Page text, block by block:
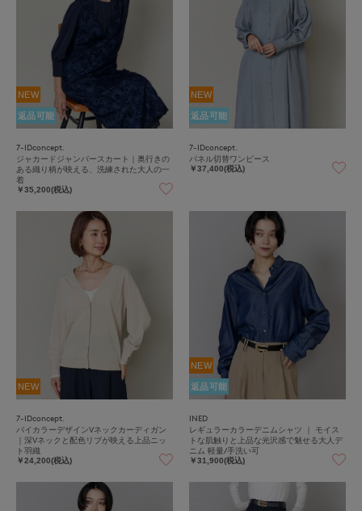
NEW
返品可能
7-IDconcept.
ジャカードジャンパースカート｜奥行きの
ある織り柄が映える、洗練された大人の一
着
￥35,200(税込)
NEW
返品可能
7-IDconcept.
パネル切替ワンピース
￥37,400(税込)
NEW
7-IDconcept.
バイカラーデザインVネックカーディガン
｜深Vネックと配色リブが映える上品ニッ
ト羽織
￥24,200(税込)
NEW
返品可能
INED
レギュラーカラーデニムシャツ ｜ モイス
トな肌触りと上品な光沢感で魅せる大人デ
ニム 軽量/手洗い可
￥31,900(税込)